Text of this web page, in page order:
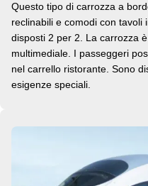
Questo tipo di carrozza a
reclinabili e comodi con tavoli
disposti 2 per 2. La carrozza
multimediale. I passeggeri
nel carrello ristorante. Sono
esigenze speciali.